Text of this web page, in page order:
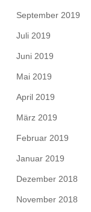
September 2019
Juli 2019
Juni 2019
Mai 2019
April 2019
März 2019
Februar 2019
Januar 2019
Dezember 2018
November 2018